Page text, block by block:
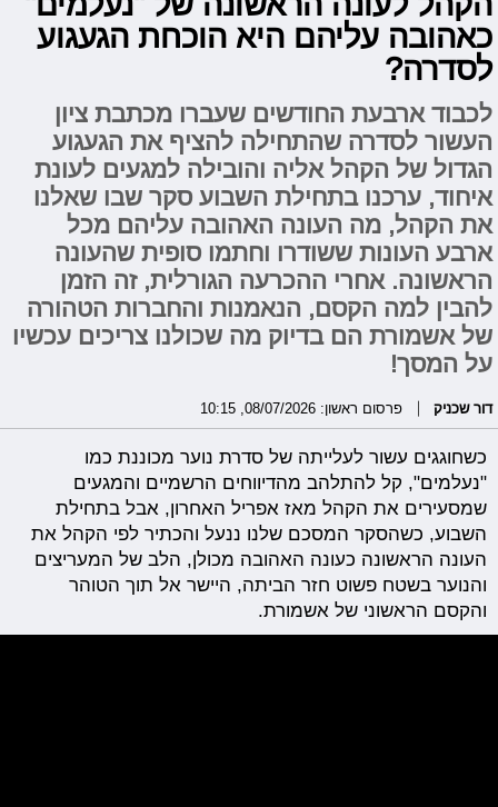
כאהובה עליהם היא הוכחת הגעגוע
לסדרה?
לכבוד ארבעת החודשים שעברו מכתבת ציון
העשור לסדרה שהתחילה להציף את הגעגוע
הגדול של הקהל אליה והובילה למגעים לעונת
איחוד, ערכנו בתחילת השבוע סקר שבו שאלנו
את הקהל, מה העונה האהובה עליהם מכל
ארבע העונות ששודרו וחתמו סופית שהעונה
הראשונה. אחרי ההכרעה הגורלית, זה הזמן
להבין למה הקסם, הנאמנות והחברות הטהורה
של אשמורת הם בדיוק מה שכולנו צריכים עכשיו
על המסך!
דור שכניק פרסום ראשון: 08/07/2026, 10:15
כשחוגגים עשור לעלייתה של סדרת נוער מכוננת כמו
"נעלמים", קל להתלהב מהדיווחים הרשמיים והמגעים
שמסעירים את הקהל מאז אפריל האחרון, אבל בתחילת
השבוע, כשהסקר המסכם שלנו ננעל והכתיר לפי הקהל את
העונה הראשונה כעונה האהובה מכולן, הלב של המעריצים
והנוער בשטח פשוט חזר הביתה, היישר אל תוך הטוהר
והקסם הראשוני של אשמורת.